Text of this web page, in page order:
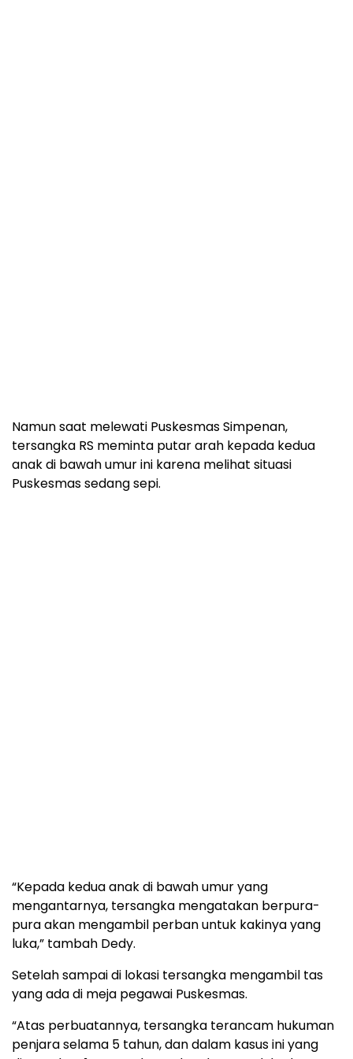
Namun saat melewati Puskesmas Simpenan,
tersangka RS meminta putar arah kepada kedua
anak di bawah umur ini karena melihat situasi
Puskesmas sedang sepi.
“Kepada kedua anak di bawah umur yang
mengantarnya, tersangka mengatakan berpura-
pura akan mengambil perban untuk kakinya yang
luka,” tambah Dedy.
Setelah sampai di lokasi tersangka mengambil tas
yang ada di meja pegawai Puskesmas.
“Atas perbuatannya, tersangka terancam hukuman
penjara selama 5 tahun, dan dalam kasus ini yang